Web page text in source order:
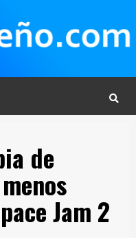
de
Jam 2